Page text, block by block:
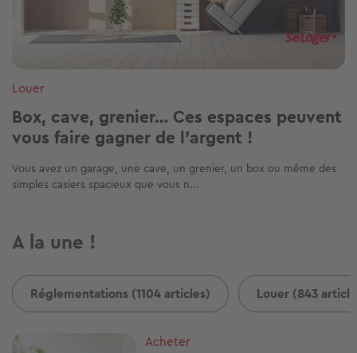
Louer
Box, cave, grenier… Ces espaces peuvent
vous faire gagner de l'argent !
Vous avez un garage, une cave, un grenier, un box ou même des
simples casiers spacieux que vous n...
A la une !
Réglementations (1104 articles) Louer (843
Image
Acheter